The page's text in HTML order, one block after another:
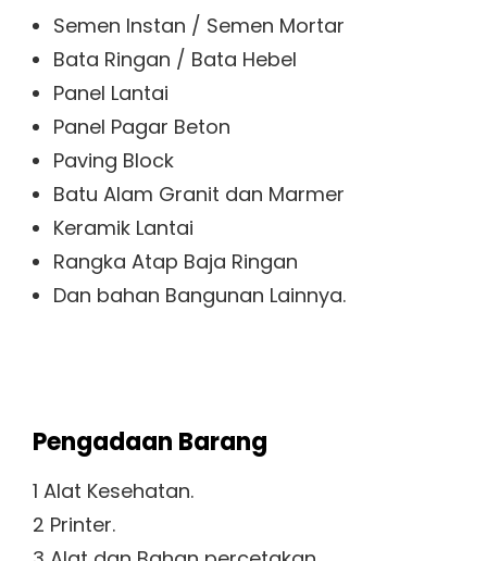
Semen Instan / Semen Mortar
Bata Ringan / Bata Hebel
Panel Lantai
Panel Pagar Beton
Paving Block
Batu Alam Granit dan Marmer
Keramik Lantai
Rangka Atap Baja Ringan
Dan bahan Bangunan Lainnya.
Pengadaan Barang
1 Alat Kesehatan.
2 Printer.